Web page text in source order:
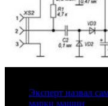
Эксперт назвал
марки машин